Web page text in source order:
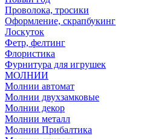
Проволока, тросики
Оформление, скрапбукинг
Лоскуток
Фетр, фелтинг
Флористика
Фурнитура для игрушек
МОЛНИИ
Молнии автомат
Молнии двухзамковые
Молнии декор
Молнии металл
Молнии Прибалтика